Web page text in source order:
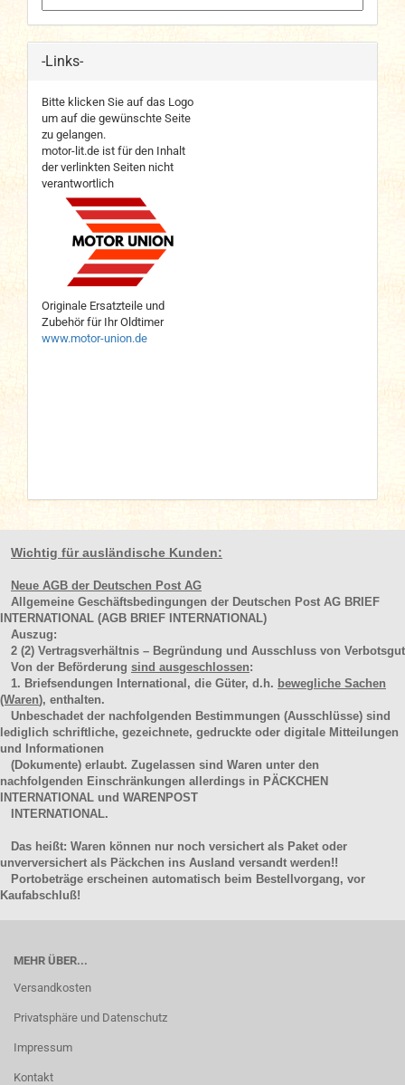
-Links-
Bitte klicken Sie auf das Logo
um auf die gewünschte Seite
zu gelangen.
motor-lit.de ist für den Inhalt
der verlinkten Seiten nicht
verantwortlich
Originale Ersatzteile und
Zubehör für Ihr Oldtimer
www.motor-union.de
Wichtig für ausländische Kunden:
Neue AGB der Deutschen Post AG
Allgemeine Geschäftsbedingungen der Deutschen Post AG BRIEF
INTERNATIONAL (AGB BRIEF INTERNATIONAL)
Auszug:
2 (2) Vertragsverhältnis – Begründung und Ausschluss von Verbotsgut
Von der Beförderung sind ausgeschlossen:
1. Briefsendungen International, die Güter, d.h. bewegliche Sachen
(Waren), enthalten.
Unbeschadet der nachfolgenden Bestimmungen (Ausschlüsse) sind
lediglich schriftliche, gezeichnete, gedruckte oder digitale Mitteilungen
und Informationen
(Dokumente) erlaubt. Zugelassen sind Waren unter den
nachfolgenden Einschränkungen allerdings in PÄCKCHEN
INTERNATIONAL und WARENPOST
INTERNATIONAL.
Das heißt: Waren können nur noch versichert als Paket oder
unverversichert als Päckchen ins Ausland versandt werden!!
Portobeträge erscheinen automatisch beim Bestellvorgang, vor
Kaufabschluß!
MEHR ÜBER...
Versandkosten
Privatsphäre und Datenschutz
Impressum
Kontakt